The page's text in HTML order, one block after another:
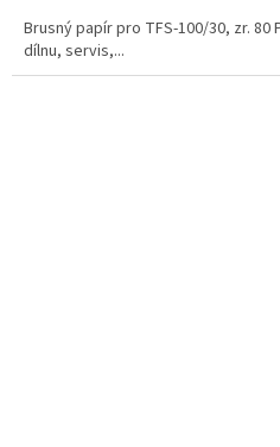
Brusný papír pro TFS-100/30, zr.
dílnu, servis,...